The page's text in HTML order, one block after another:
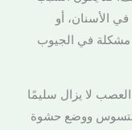
في الأسنان، أو
مشكلة في الجيوب
لا يزال سليمًا
التسوس ووضع حشوة